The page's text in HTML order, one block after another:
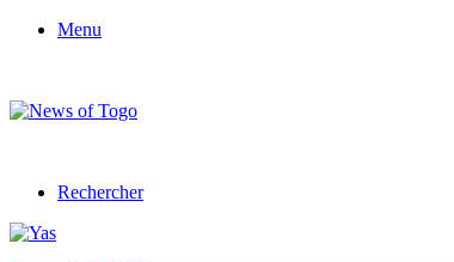
Menu
Rechercher